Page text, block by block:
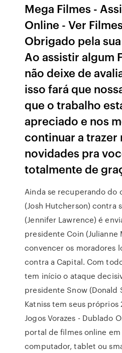
Mega Filmes -
Online - Ver
Obrigado pela
Ao assistir algum
não deixe de
isso fará que
que o trabalho
apreciado e nos
continuar a trazer
novidades pra
totalmente de
Ainda se recuperando do
(Josh Hutcherson) contra
(Jennifer Lawrence) é
presidente Coin (Julianne
convencer os moradores
contra a Capital. Com
tem início o ataque
presidente Snow (Donald
Katniss tem seus próprios
Jogos Vorazes - Dublado
portal de filmes online
computador, tablet ou